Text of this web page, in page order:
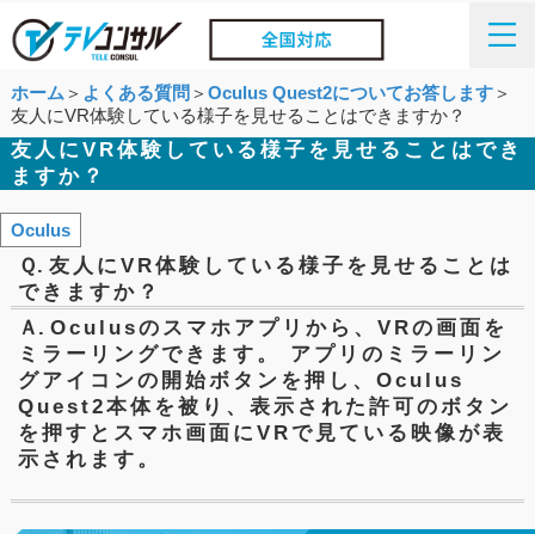
ホーム ＞ よくある質問 ＞ Oculus Quest2についてお答します＞
友人にVR体験している様子を見せることはできますか？
友人にVR体験している様子を見せることはでき
ますか？
Oculus
Ｑ. 友人にVR体験している様子を見せることは
できますか？
Ａ. Oculusのスマホアプリから、VRの画面を
ミラーリングできます。 アプリのミラーリン
グアイコンの開始ボタンを押し、Oculus
Quest2本体を被り、表示された許可のボタン
を押すとスマホ画面にVRで見ている映像が表
示されます。